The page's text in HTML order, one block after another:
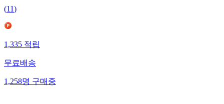
(11)
1,335적립
무료배송
1,258명구매중